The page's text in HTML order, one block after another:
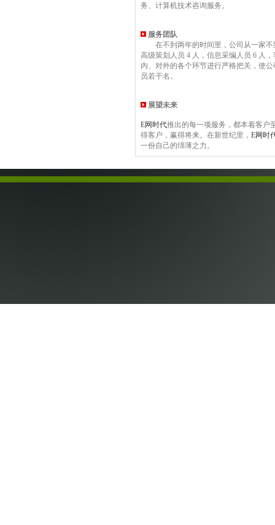
务、计算机技术咨询服务。
服务团队
在不到两年的时间里，公司从一家不
高级策划人员 4 人，信息采编人员 6 人
内、对外的各个环节进行严格把关，使
员若干名。
展望未来
E网时代推出的每一项服务，都本着客户
得客户，赢得将来。在新世纪里， E网时
一份自己的绵薄之力。